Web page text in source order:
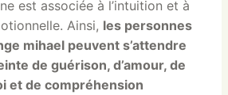
est associée à l’intuition et à
Ainsi, les personnes
mihael peuvent s’attendre
de guérison, d’amour, de
et de compréhension